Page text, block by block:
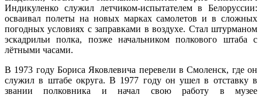
Индикуленко служил летчиком-испытателем в Белоруссии:
осваивал полеты на новых марках самолетов и в сложных
погодных условиях с заправками в воздухе. Стал штурманом
эскадрильи полка, позже начальником полкового штаба с
лётными часами.
В 1973 году Бориса Яковлевича перевели в Смоленск, где он
служил в штабе округа. В 1977 году он ушел в отставку в
звании полковника и начал свою работу в музее